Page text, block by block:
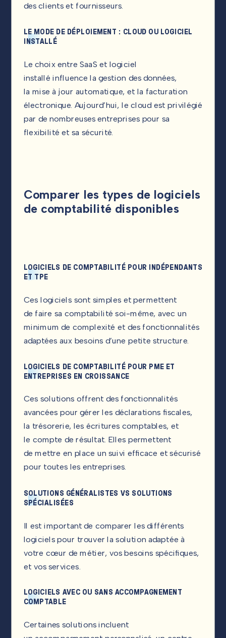
des clients et fournisseurs.
LE MODE DE DÉPLOIEMENT : CLOUD OU LOGICIEL
INSTALLÉ
Le choix entre SaaS et logiciel
installé influence la gestion des données,
la mise à jour automatique, et la facturation
électronique. Aujourd’hui, le cloud est privilégié
par de nombreuses entreprises pour sa
flexibilité et sa sécurité.
Comparer les types de logiciels
de comptabilité disponibles
LOGICIELS DE COMPTABILITÉ POUR INDÉPENDANTS
ET TPE
Ces logiciels sont simples et permettent
de faire sa comptabilité soi-même, avec un
minimum de complexité et des fonctionnalités
adaptées aux besoins d’une petite structure.
LOGICIELS DE COMPTABILITÉ POUR PME ET
ENTREPRISES EN CROISSANCE
Ces solutions offrent des fonctionnalités
avancées pour gérer les déclarations fiscales,
la trésorerie, les écritures comptables, et
le compte de résultat. Elles permettent
de mettre en place un suivi efficace et sécurisé
pour toutes les entreprises.
SOLUTIONS GÉNÉRALISTES VS SOLUTIONS
SPÉCIALISÉES
Il est important de comparer les différents
logiciels pour trouver la solution adaptée à
votre cœur de métier, vos besoins spécifiques,
et vos services.
LOGICIELS AVEC OU SANS ACCOMPAGNEMENT
COMPTABLE
Certaines solutions incluent